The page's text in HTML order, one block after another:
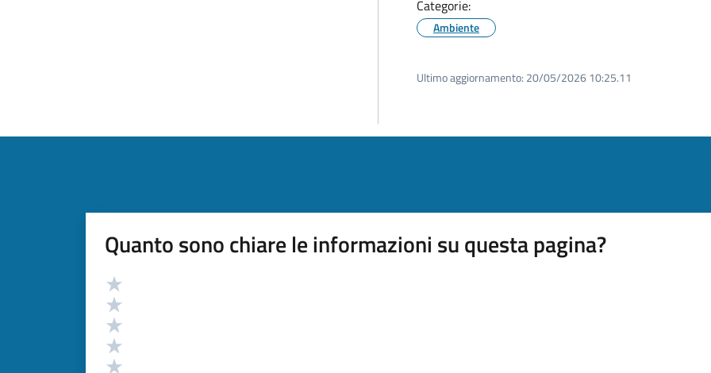
Categorie:
Ambiente
Ultimo aggiornamento: 20/05/2026 10:25.11
Quanto sono chiare le informazioni su questa pagina?
Valutazione